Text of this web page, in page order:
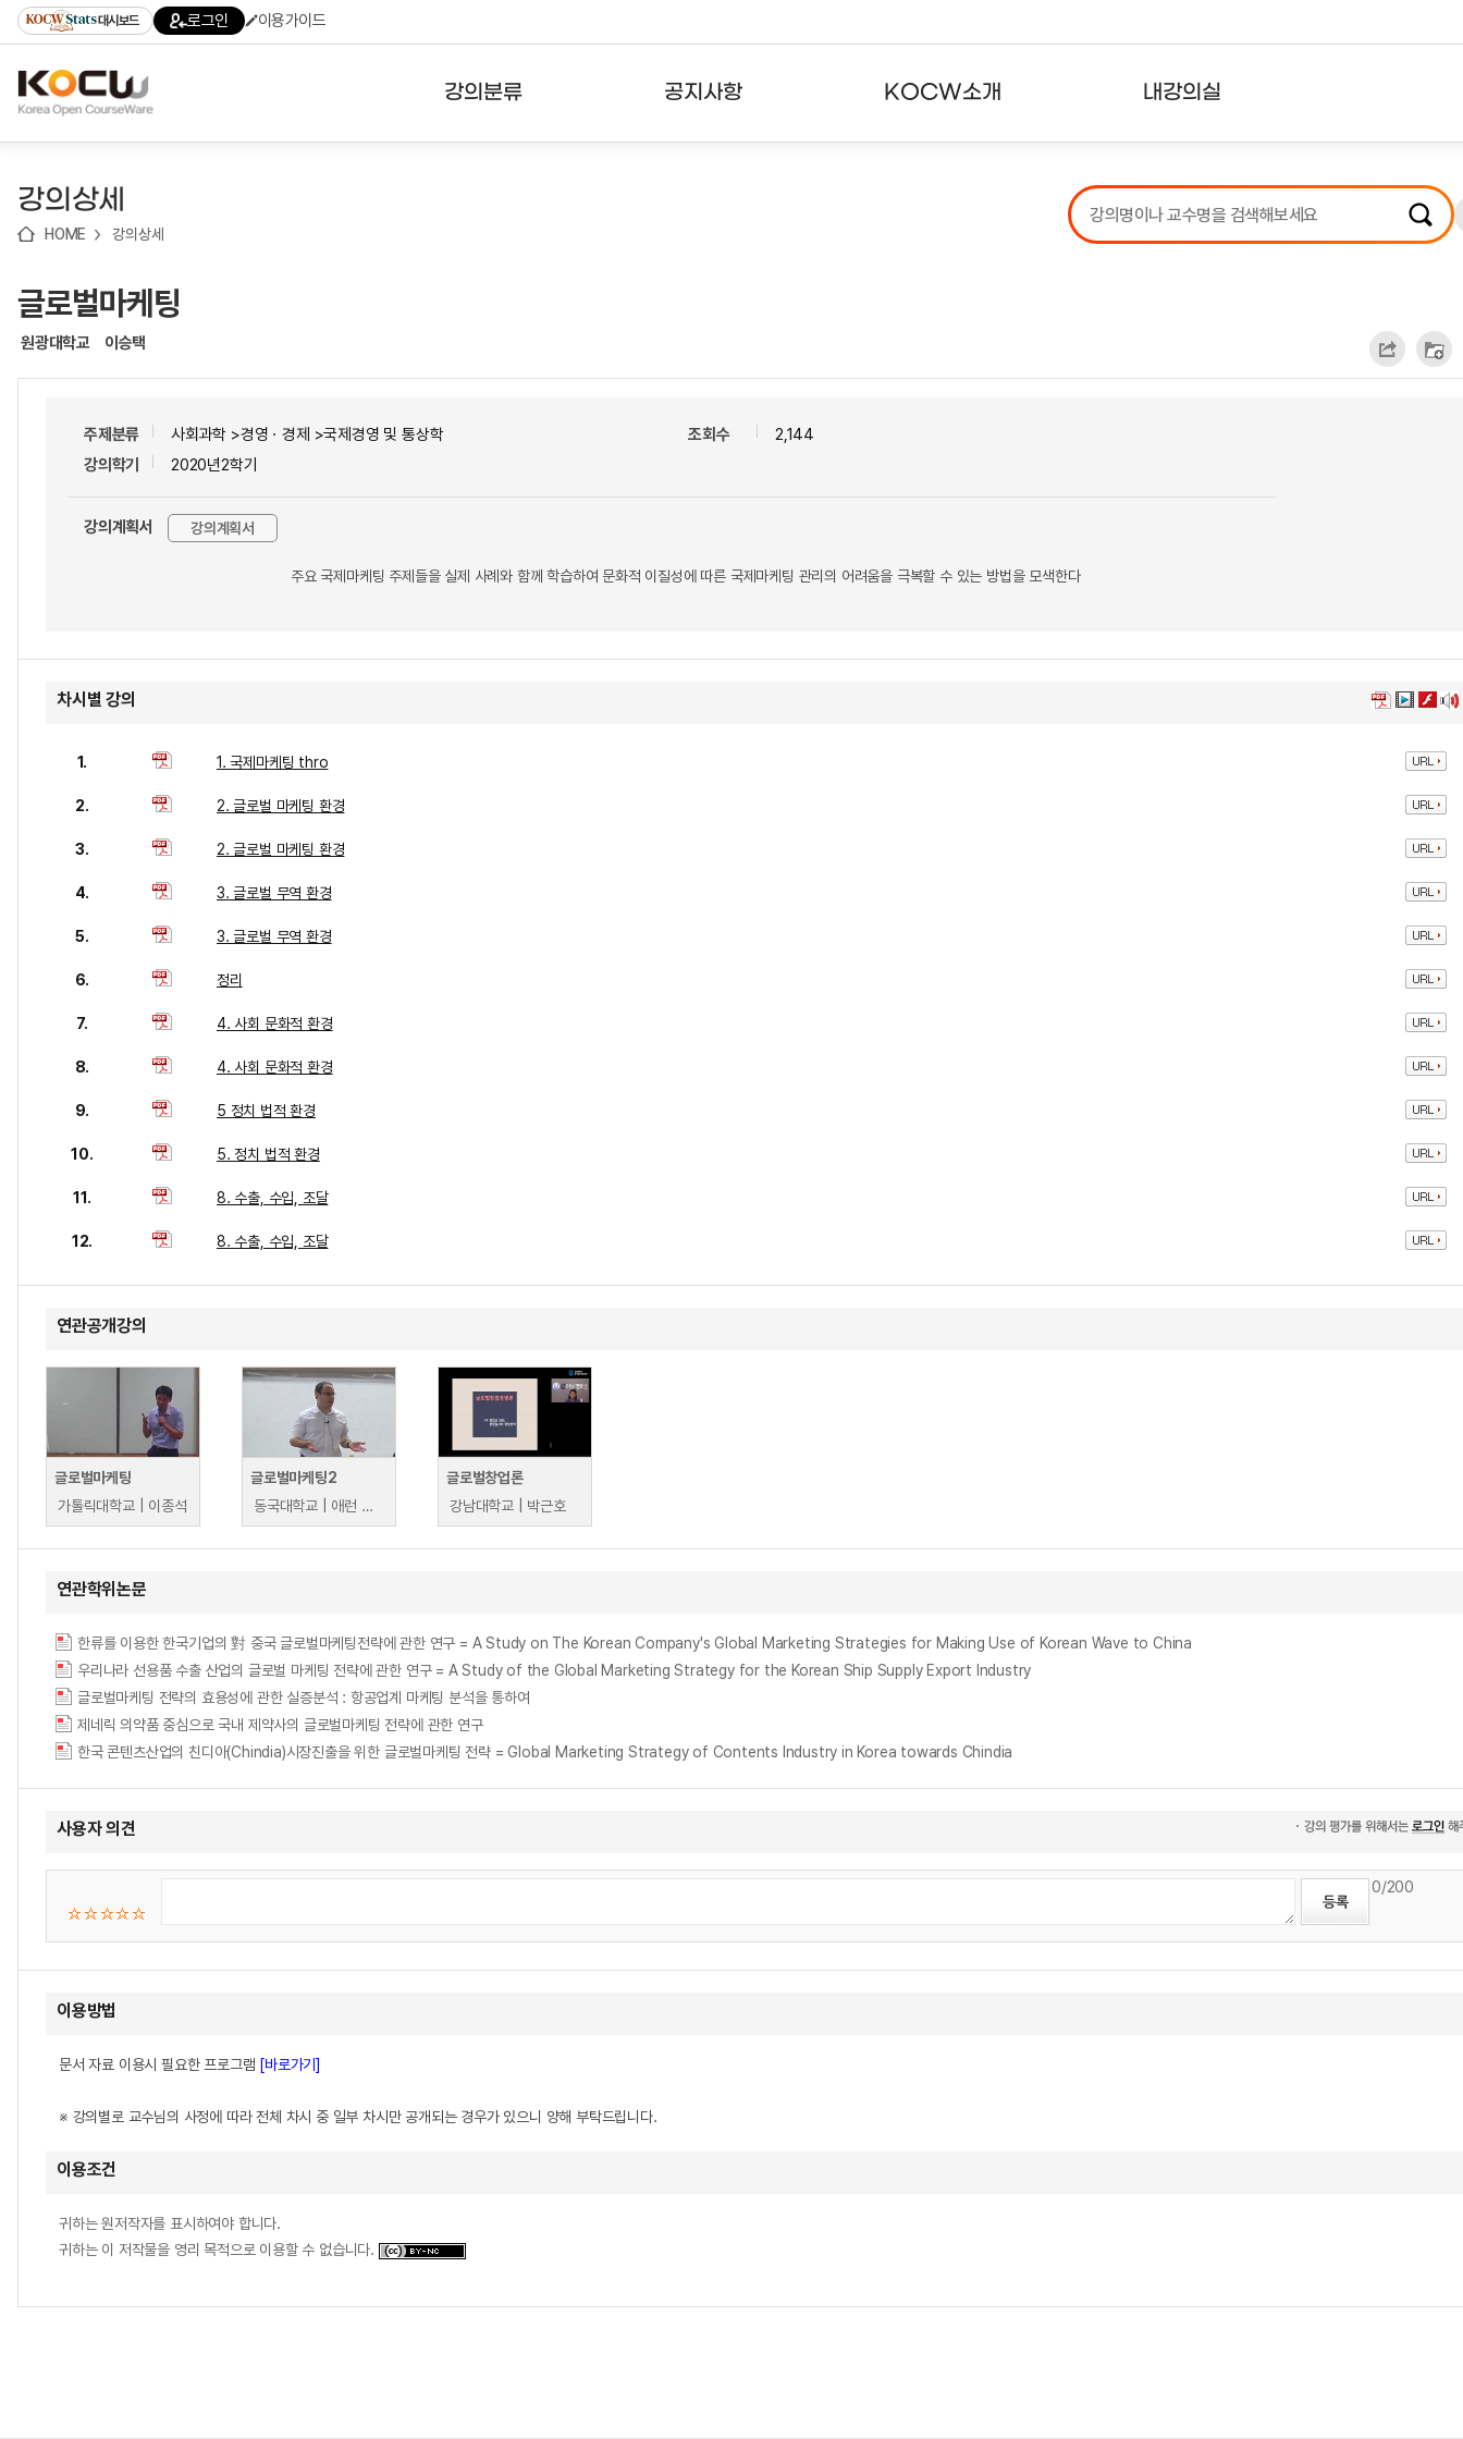
기
기
기
content)
가
대시보드 로그인 이용가이드
강의분류 공지사항 KOCW소개 내강의실
강의리스트
수강확인증강의
강의상세
HOME 강의상세
글로벌마케팅
원광대학교 이승택
주제분류
사회과학 >경영ㆍ경제 >국제경영 및 통상학
강의학기
2020년2학기
조회수 2,144
강의계획서 강의계획서
주요 국제마케팅 주제들을 실제 사례와 함께 학습하여 문화적 이질성에 따른 국제마케팅 관리의 어려움을 극복할 수 있는 방법을 모색한다
차시별 강의
1. 1. 국제마케팅 thro
2. 2. 글로벌 마케팅 환경
3. 2. 글로벌 마케팅 환경
4. 3. 글로벌 무역 환경
5. 3. 글로벌 무역 환경
6. 정리
7. 4. 사회 문화적 환경
8. 4. 사회 문화적 환경
9. 5 정치 법적 환경
10. 5. 정치 법적 환경
11. 8. 수출, 수입, 조달
12. 8. 수출, 수입, 조달
연관공개강의
글로벌마케팅
가톨릭대학교 | 이종석
글로벌마케팅2
동국대학교 | 애런 스티븐스(aronrstephens).
글로벌창업론
강남대학교 | 박근호
연관학위논문
한류를 이용한 한국기업의 對 중국 글로벌마케팅전략에 관한 연구 = A Study on The Korean Company's Global Marketing Strategies for Making Use of Korean Wave to China
우리나라 선용품 수출 산업의 글로벌 마케팅 전략에 관한 연구 = A Study of the Global Marketing Strategy for the Korean Ship Supply Export Industry
글로벌마케팅 전략의 효용성에 관한 실증분석 : 항공업계 마케팅 분석을 통하여
제네릭 의약품 중심으로 국내 제약사의 글로벌마케팅 전략에 관한 연구
한국 콘텐츠산업의 친디아(Chindia)시장진출을 위한 글로벌마케팅 전략 = Global Marketing Strategy of Contents Industry in Korea towards Chindia
사용자 의견
0/200
이용방법
문서 자료 이용시 필요한 프로그램 [바로가기]
※ 강의별로 교수님의 사정에 따라 전체 차시 중 일부 차시만 공개되는 경우가 있으니 양해 부탁드립니다.
이용조건
귀하는 원저작자를 표시하여야 합니다.
귀하는 이 저작물을 영리 목적으로 이용할 수 없습니다.